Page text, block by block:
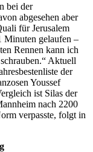
bei der
abgesehen aber
für Jerusalem
Minuten gelaufen –
Rennen kann ich
Aktuell
der
Youssef
ist Silas der
nach 2200
verpasste, folgt in